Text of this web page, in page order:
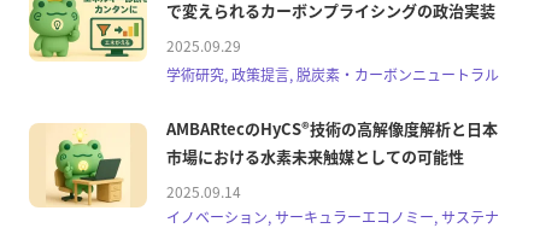
で変えられるカーボンプライシングの政治実装
2025.09.29
学術研究, 政策提言, 脱炭素・カーボンニュートラル
AMBARtecのHyCS®技術の高解像度解析と日本
市場における水素未来触媒としての可能性
2025.09.14
イノベーション, サーキュラーエコノミー, サステナ